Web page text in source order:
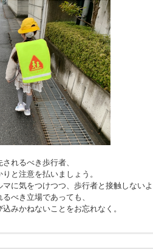
れるべき歩行者、
と注意を払いましょう。
マに気をつけつつ、歩行者と接触しない
べき立場であっても、
みかねないことをお忘れなく。